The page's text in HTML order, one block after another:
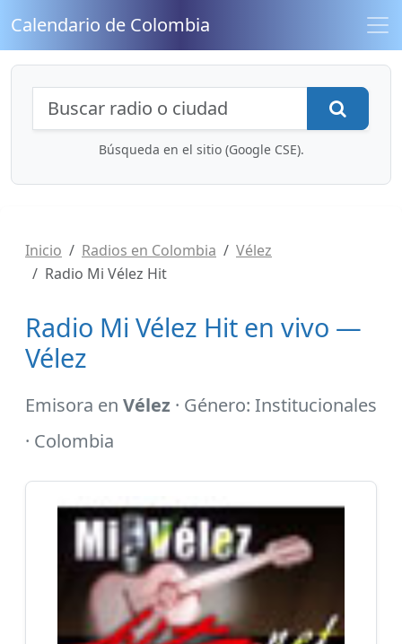
Calendario de Colombia
Búsqueda de radios y contenidos
Búsqueda en el sitio (Google CSE).
Inicio Radios en Colombia
Vélez
Radio Mi Vélez Hit
Radio Mi Vélez Hit en vivo —
Vélez
Emisora en Vélez · Género: Institucionales
· Colombia